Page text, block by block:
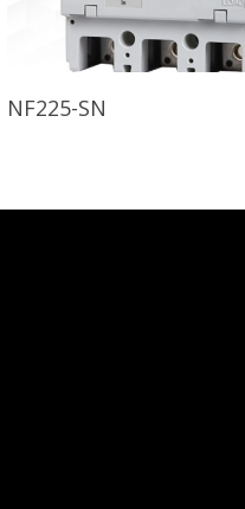
NF225-SN